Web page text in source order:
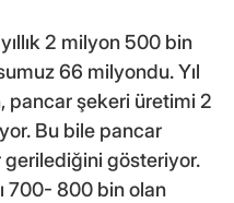
2 milyon 500 bin
66 milyondu. Yıl
pancar şekeri üretimi 2
Bu bile pancar
gösteriyor.
700- 800 bin olan